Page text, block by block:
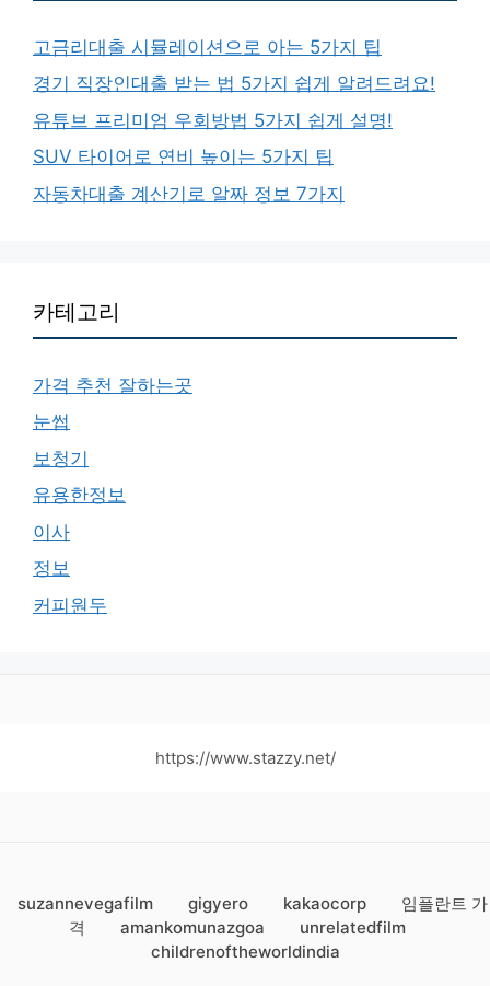
고금리대출 시뮬레이션으로 아는 5가지 팁
경기 직장인대출 받는 법 5가지 쉽게 알려드려요!
유튜브 프리미엄 우회방법 5가지 쉽게 설명!
SUV 타이어로 연비 높이는 5가지 팁
자동차대출 계산기로 알짜 정보 7가지
카테고리
가격 추천 잘하는곳
눈썹
보청기
유용한정보
이사
정보
커피원두
https://www.stazzy.net/
suzannevegafilm gigyero kakaocorp
임플란트 가
격
amankomunazgoa
unrelatedfilm
childrenoftheworldindia